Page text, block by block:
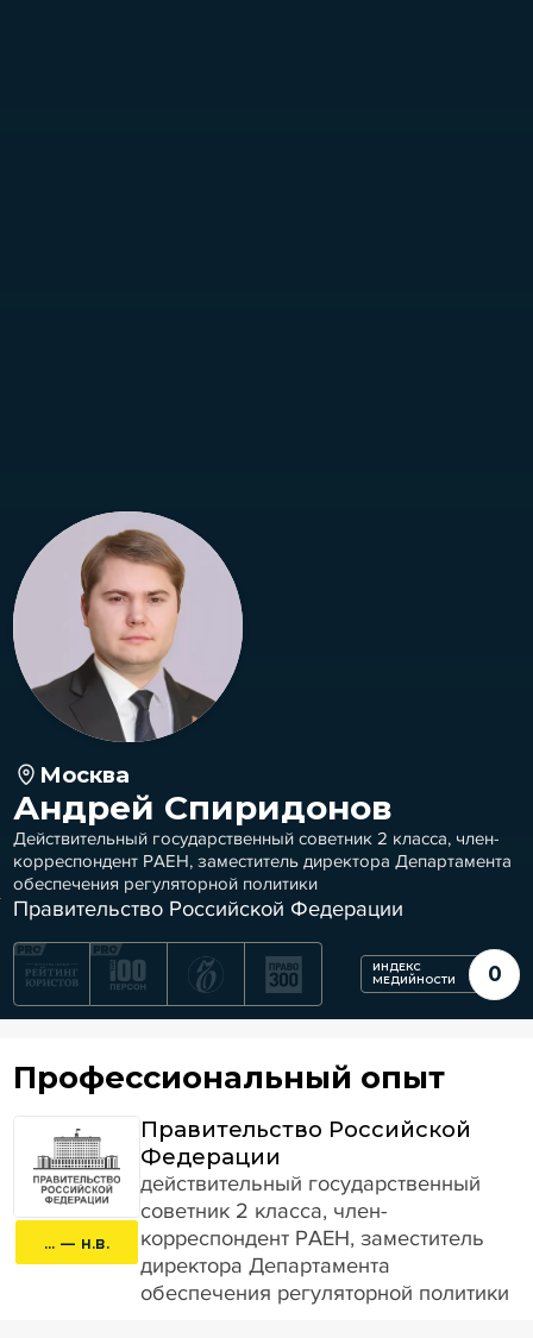
Москва
Андрей Спиридонов
Действительный государственный советник 2 класса, член-
корреспондент РАЕН, заместитель директора Департамента
обеспечения регуляторной политики
Правительство Российской Федерации
ИНДЕКС
МЕДИЙНОСТИ
0
Профессиональный опыт
... — н.в.
Правительство Российской
Федерации
действительный государственный
советник 2 класса, член-
корреспондент РАЕН, заместитель
директора Департамента
обеспечения регуляторной политики